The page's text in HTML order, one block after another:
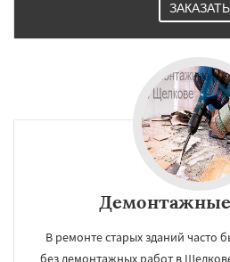
ЗАКАЗАТЬ
В ремонте старых зданий часто